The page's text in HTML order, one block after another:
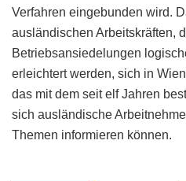
Verfahren eingebunden wird.
ausländischen Arbeitskräften,
Betriebsansiedelungen
erleichtert werden, sich in
das mit dem seit elf Jahren
sich ausländische
Themen informieren können.